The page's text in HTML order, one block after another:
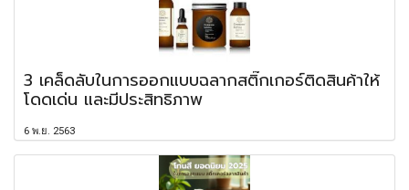
3 เคล็ดลับในการออกแบบฉลากสติ๊กเกอร์ติดสินค้าให้
โดดเด่น และมีประสิทธิภาพ
6 พ.ย. 2563